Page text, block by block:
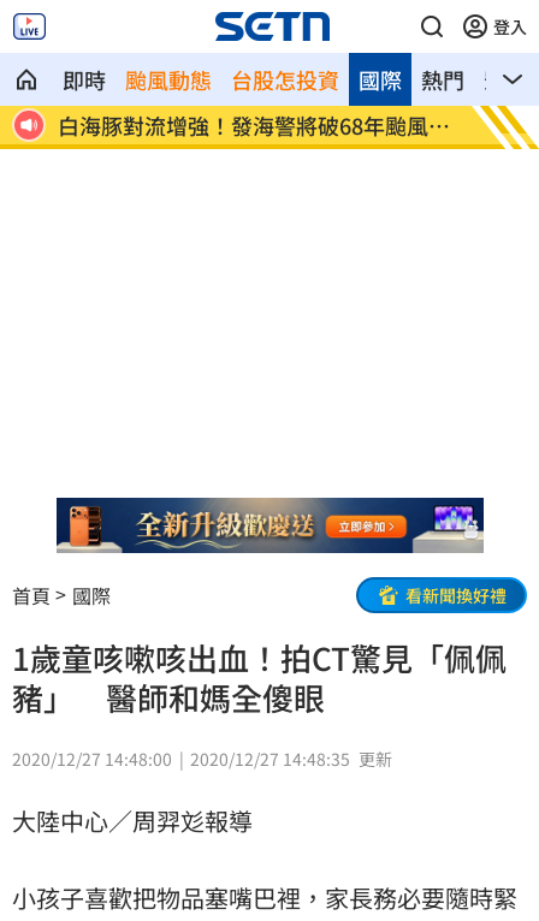
登入
即時 颱風動態 台股怎投資 熱門 影音
國際
訊
白海豚對流增強！發海警將破68年颱風紀
錄
首頁 國際 看新聞換好禮
1歲童咳嗽咳出血！拍CT驚見「佩佩
豬」 醫師和媽全傻眼
2020/12/27 14:48:00 2020/12/27 14:48:35 更新
大陸中心／周羿彣報導
小孩子喜歡把物品塞嘴巴裡，家長務必要隨時緊